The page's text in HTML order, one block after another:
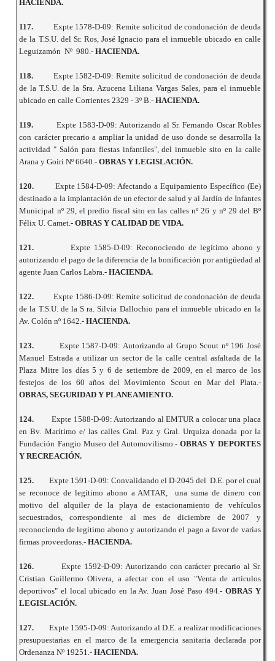
HACIENDA.
117.
Expte 1578-D-09: Remite solicitud de condonación de deuda
de la T.S.U. del Sr. Ros, José Ignacio para el inmueble ubicado en calle
Leguizamón Nº 980.-HACIENDA.
118.
Expte 1582-D-09: Remite solicitud de condonación de deuda
de la T.S.U. de la Sra. Azucena Liliana Vargas Sales, para el inmueble
ubicado en calle Corrientes 2329 - 3º B.-HACIENDA.
119.
Expte 1583-D-09: Autorizando al Sr. Fernando Oscar Robles
con carácter precario a ampliar la unidad de uso donde se desarrolla la
actividad " Salón para fiestas infantiles", del inmueble sito en la calle
Arana y Goiri Nº 6640.-OBRAS Y LEGISLACIÓN.
120.
Expte 1584-D-09: Afectando a Equipamiento Específico (Ee)
destinado a la implantación de un efector de salud y al Jardín de Infantes
Municipal nº 29, el predio fiscal sito en las calles nº 26 y nº 29 del Bº
Félix U. Camet.-OBRAS Y CALIDAD DE VIDA.
121.
Expte 1585-D-09: Reconociendo de legítimo abono y
autorizando el pago de la diferencia de la bonificación por antigüedad al
agente Juan Carlos Labra.-HACIENDA.
122.
Expte 1586-D-09: Remite solicitud de condonación de deuda
de la T.S.U. de la S ra. Silvia Dallochio para el inmueble ubicado en la
Av. Colón nº 1642.-HACIENDA.
123.
Expte 1587-D-09: Autorizando al Grupo Scout nº 196 José
Manuel Estrada a utilizar un sector de la calle central asfaltada de la
Plaza Mitre los días 5 y 6 de setiembre de 2009, en el marco de los
festejos de los 60 años del Movimiento Scout en Mar del Plata.-
OBRAS, SEGURIDAD Y PLANEAMIENTO.
124.
Expte 1588-D-09: Autorizando al EMTUR a colocar una placa
en Bv. Marítimo e/ las calles Gral. Paz y Gral. Urquiza donada por la
Fundación Fangio Museo del Automovilismo.-OBRAS Y DEPORTES
Y RECREACIÓN.
125.
Expte 1591-D-09: Convalidando el D-2045 del D.E. por el cual
se reconoce de legítimo abono a AMTAR, una suma de dinero con
motivo del alquiler de la playa de estacionamiento de vehículos
secuestrados, correspondiente al mes de diciembre de 2007 y
reconociendo de legítimo abono y autorizando el pago a favor de varias
firmas proveedoras.-HACIENDA.
126.
Expte 1592-D-09: Autorizando con carácter precario al Sr.
Cristian Guillermo Olivera, a afectar con el uso "Venta de artículos
deportivos" el local ubicado en la Av. Juan José Paso 494.- OBRAS Y
LEGISLACIÓN.
127.
Expte 1595-D-09: Autorizando al D.E. a realizar modificaciones
presupuestarias en el marco de la emergencia sanitaria declarada por
Ordenanza Nº 19251.-HACIENDA.